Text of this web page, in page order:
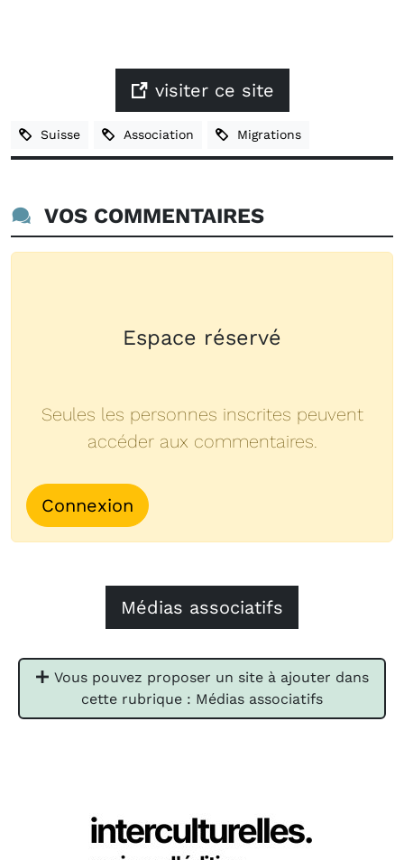
visiter ce site
Suisse Association Migrations
VOS COMMENTAIRES
Espace réservé
Seules les personnes inscrites peuvent
accéder aux commentaires.
Connexion
Médias associatifs
Vous pouvez proposer un site à ajouter dans
cette rubrique : Médias associatifs